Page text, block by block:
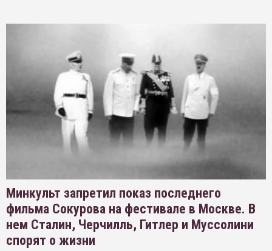
Минкульт запретил показ последнего
фильма Сокурова на фестивале в Москве. В
нем Сталин, Черчилль, Гитлер и Муссолини
спорят о жизни